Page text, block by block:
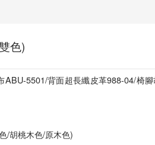
色)
5501/背面超長纖皮革988-04/椅腳
/胡桃木色/原木色)